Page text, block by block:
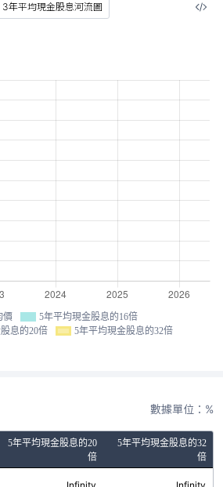
3年平均現金股息河流圖
價
5年平均現金股息的16倍
息的20倍
5年平均現金股息的32倍
數據單位：%
5年平均現金股息的20
倍
5年平均現金股息的32
倍